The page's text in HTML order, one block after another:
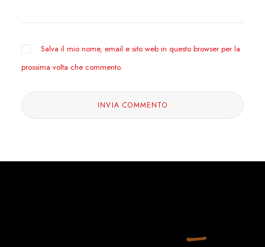
Salva il mio nome, email e sito web in questo browser per la
prossima volta che commento.